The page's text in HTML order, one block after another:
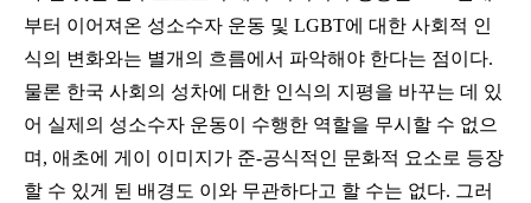
부터 이어져온 성소수자 운동 및 LGBT에 대한 사회적 인
식의 변화와는 별개의 흐름에서 파악해야 한다는 점이다.
물론 한국 사회의 성차에 대한 인식의 지평을 바꾸는 데 있
어 실제의 성소수자 운동이 수행한 역할을 무시할 수 없으
며, 애초에 게이 이미지가 준-공식적인 문화적 요소로 등장
할 수 있게 된 배경도 이와 무관하다고 할 수는 없다. 그러